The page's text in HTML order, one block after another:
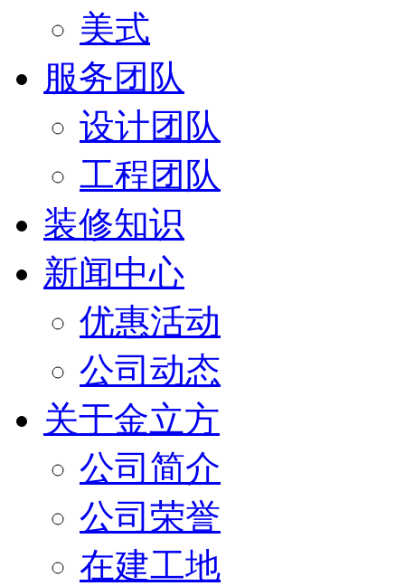
美式
服务团队
设计团队
工程团队
装修知识
新闻中心
优惠活动
公司动态
关于金立方
公司简介
公司荣誉
在建工地